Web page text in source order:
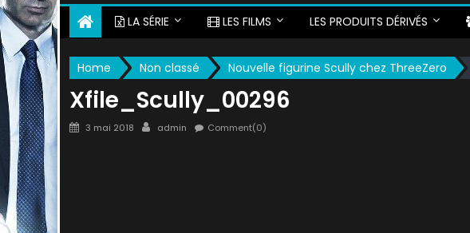
LA SÉRIE LES FILMS LES PRODUITS DÉRIVÉS
Home Non classé Nouvelle figurine Scully chez ThreeZero
Xfile_Scully_00296
Posted
3 mai 2018 Author
admin Comment(0)